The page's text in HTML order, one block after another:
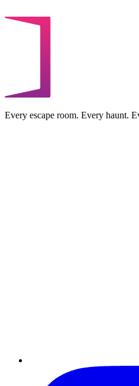
Every escape room. Every haunt.